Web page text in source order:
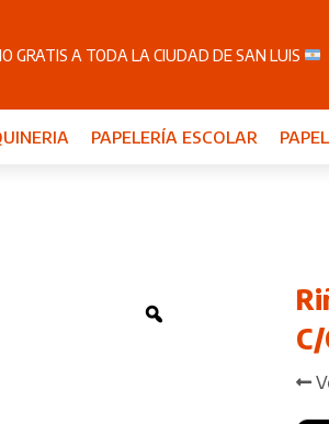
GRATIS A TODA LA CIUDAD DE SAN LUIS
PAPELERÍA ESCOLAR